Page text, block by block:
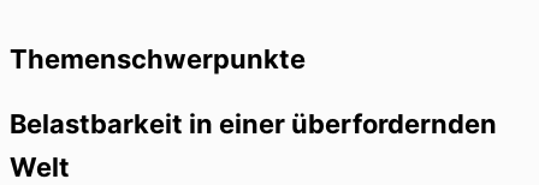
Themenschwerpunkte
Belastbarkeit in einer überfordernden
Welt